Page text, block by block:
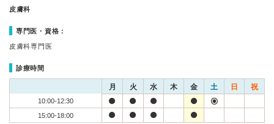
皮膚科
専門医・資格：
皮膚科専門医
診療時間
月 火 水 木 金 土 日 祝
10:00-12:30
15:00-18:00